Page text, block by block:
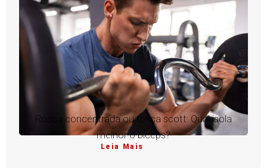
Rosca concentrada ou rosca scott: Qual isola
melhor o bíceps?
Leia Mais